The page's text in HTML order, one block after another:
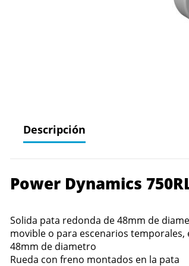
Descripción
Power Dynamics
Solida pata redonda de 48mm de
movible o para escenarios
48mm de diametro
Rueda con freno montados en la pata